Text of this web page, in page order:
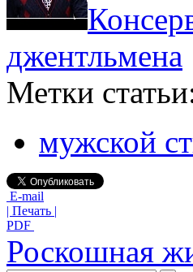
джентльмена
Метки
мужской
E-mail
| Печать |
PDF
Роскошная